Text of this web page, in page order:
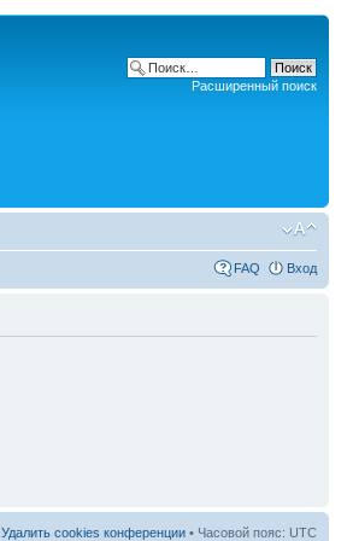
Расширенный поиск
FAQ Вход
Удалить cookies конференции • Часовой пояс: UTC